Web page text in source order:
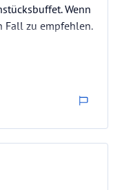
Wenn
Fall zu empfehlen.